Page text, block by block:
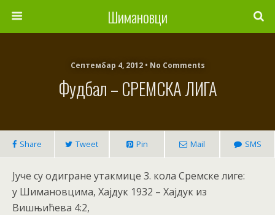
Шимановци
Септембар 4, 2012 • No Comments
Фудбал – СРЕМСКА ЛИГА
Share Tweet Pin Mail SMS
Јуче су одигране утакмице 3. кола Сремске лиге:
у Шимановцима, Хајдук 1932 – Хајдук из
Вишњићева 4:2,